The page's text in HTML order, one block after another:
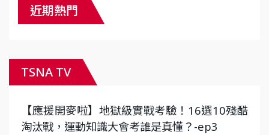
近期熱門
TSNA TV
【應援開麥啦】地獄級實戰考驗！16選10殘酷
淘汰戰，運動知識大會考誰是真懂？-ep3